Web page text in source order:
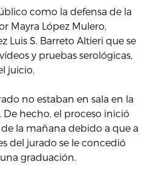
como la defensa de la
Mayra López Mulero,
Luis S. Barreto Altieri que se
y pruebas serológicas,
juicio.
no estaban en sala en la
De hecho, el proceso inició
la mañana debido a que a
del jurado se le concedió
graduación.